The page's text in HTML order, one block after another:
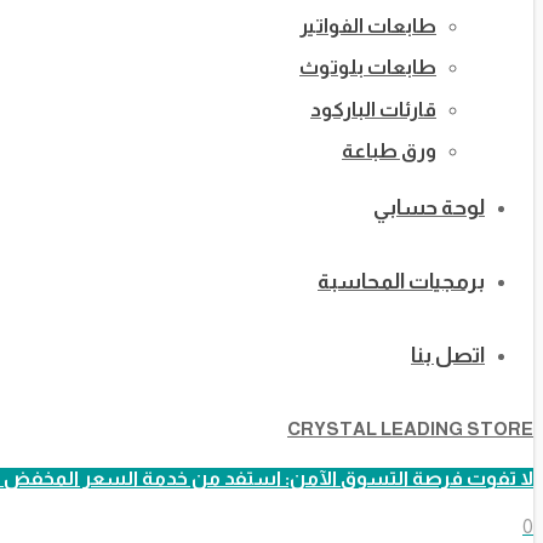
طابعات الفواتير
طابعات بلوتوث
قارئات الباركود
ورق طباعة
لوحة حسابي
برمجيات المحاسبة
اتصل بنا
CRYSTAL LEADING STORE
لا تفوت فرصة التسوق الآمن: استفد من خدمة السعر المخفض
0